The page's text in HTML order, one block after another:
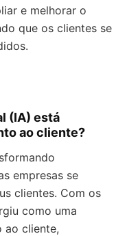
e melhorar o
que os clientes se
(IA) está
ao cliente?
empresas se
clientes. Com os
como uma
ao cliente,